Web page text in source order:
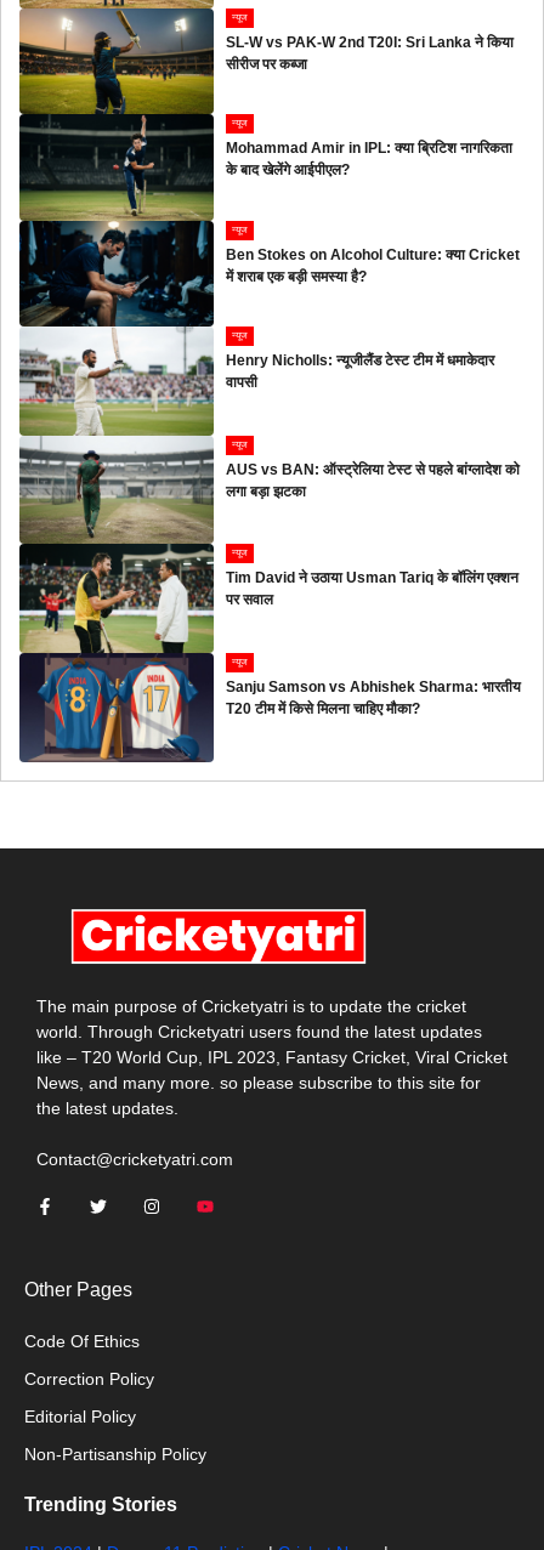
न्यूज
SL-W vs PAK-W 2nd T20I: Sri Lanka ने किया
सीरीज पर कब्जा
न्यूज
Mohammad Amir in IPL: क्या ब्रिटिश नागरिकता
के बाद खेलेंगे आईपीएल?
न्यूज
Ben Stokes on Alcohol Culture: क्या Cricket
में शराब एक बड़ी समस्या है?
न्यूज
Henry Nicholls: न्यूजीलैंड टेस्ट टीम में धमाकेदार
वापसी
न्यूज
AUS vs BAN: ऑस्ट्रेलिया टेस्ट से पहले बांग्लादेश को
लगा बड़ा झटका
न्यूज
Tim David ने उठाया Usman Tariq के बॉलिंग एक्शन
पर सवाल
न्यूज
Sanju Samson vs Abhishek Sharma: भारतीय
T20 टीम में किसे मिलना चाहिए मौका?
The main purpose of Cricketyatri is to update the cricket
world. Through Cricketyatri users found the latest updates
like – T20 World Cup, IPL 2023, Fantasy Cricket, Viral Cricket
News, and many more. so please subscribe to this site for
the latest updates.
Contact@cricketyatri.com
Other Pages
Code Of Ethics
Correction Policy
Editorial Policy
Non-Partisanship Policy
Trending Stories